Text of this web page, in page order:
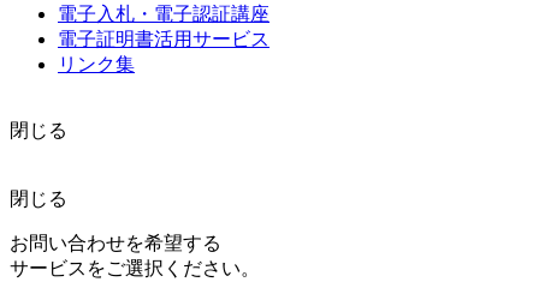
電子入札・電子認証講座
電子証明書活用サービス
リンク集
閉じる
閉じる
お問い合わせを希望する
サービスをご選択ください。